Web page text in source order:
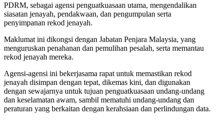
PDRM, sebagai agensi penguatkuasaan utama, mengendalikan
siasatan jenayah, pendakwaan, dan pengumpulan serta
penyimpanan rekod jenayah.
Maklumat ini dikongsi dengan Jabatan Penjara Malaysia, yang
menguruskan penahanan dan pemulihan pesalah, serta memantau
rekod jenayah mereka.
Agensi-agensi ini bekerjasama rapat untuk memastikan rekod
jenayah disimpan dengan tepat, dikemas kini, dan digunakan
dengan sewajarnya untuk tujuan penguatkuasaan undang-undang
dan keselamatan awam, sambil mematuhi undang-undang dan
peraturan yang berkaitan dengan kerahsiaan dan perlindungan data.